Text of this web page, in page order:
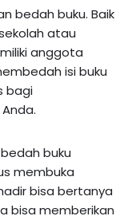
bedah buku. Baik
atau
anggota
isi buku
bagi
buku
membuka
bisa bertanya
bisa memberikan